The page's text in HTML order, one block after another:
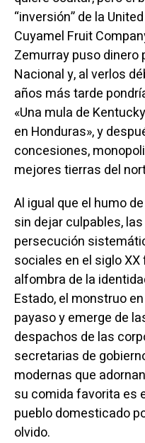
“inversión” de la
Cuyamel Fruit
Zemurray puso dinero
Nacional y, al verlos
años más tarde
«Una mula de
en Honduras», y
concesiones,
mejores tierras del
Al igual que el humo
sin dejar culpables,
persecución
sociales en el siglo
alfombra de la
Estado, el monstruo
payaso y emerge de
despachos de las
secretarias de
modernas que
su comida favorita es
pueblo domesticado
olvido.